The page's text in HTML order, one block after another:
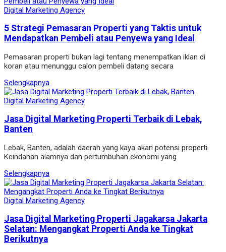
Digital Marketing Agency
5 Strategi Pemasaran Properti yang Taktis untuk
Mendapatkan Pembeli atau Penyewa yang Ideal
Pemasaran properti bukan lagi tentang menempatkan iklan di
koran atau menunggu calon pembeli datang secara
Selengkapnya
Digital Marketing Agency
Jasa Digital Marketing Properti Terbaik di Lebak,
Banten
Lebak, Banten, adalah daerah yang kaya akan potensi properti.
Keindahan alamnya dan pertumbuhan ekonomi yang
Selengkapnya
Digital Marketing Agency
Jasa Digital Marketing Properti Jagakarsa Jakarta
Selatan: Mengangkat Properti Anda ke Tingkat
Berikutnya